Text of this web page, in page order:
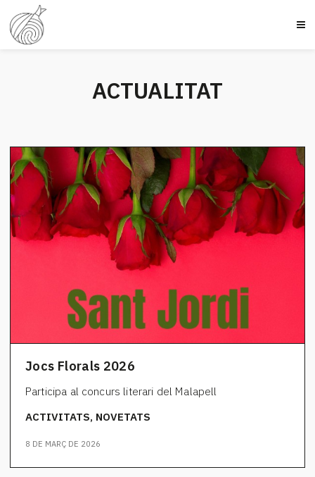
ACTUALITAT
Jocs Florals 2026
Participa al concurs literari del Malapell
ACTIVITATS, NOVETATS
8 DE MARÇ DE 2026